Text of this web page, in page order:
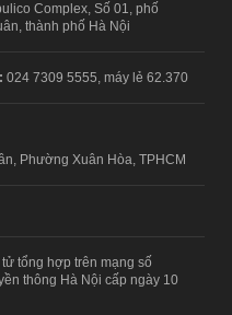
Complex, Số 01, phố
thành phố Hà Nội
024 7309 5555, máy lẻ 62.370
Phường Xuân Hòa, TPHCM
tổng hợp trên mạng số
thông Hà Nội cấp ngày 10